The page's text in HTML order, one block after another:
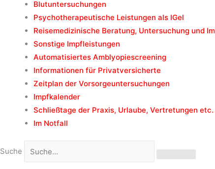
Blutuntersuchungen
Psychotherapeutische Leistungen als IGel
Reisemedizinische Beratung, Untersuchung und
Sonstige Impfleistungen
Automatisiertes Amblyopiescreening
Informationen für Privatversicherte
Zeitplan der Vorsorgeuntersuchungen
Impfkalender
Schließtage der Praxis, Urlaube, Vertretungen etc.
Im Notfall
Suche